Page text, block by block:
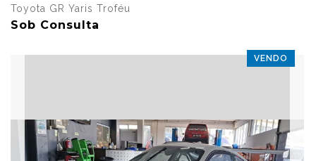
Toyota GR Yaris Troféu
Sob Consulta
VENDO